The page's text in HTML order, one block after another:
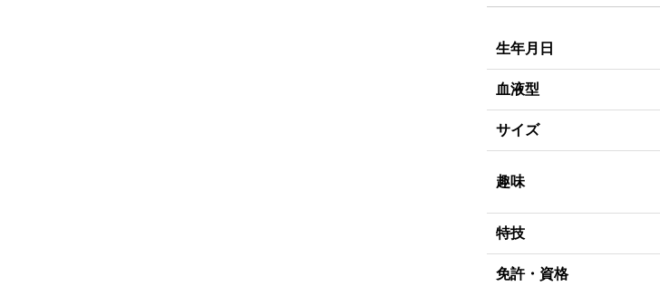
生年月日
血液型
サイズ
趣味
特技
免許・資格